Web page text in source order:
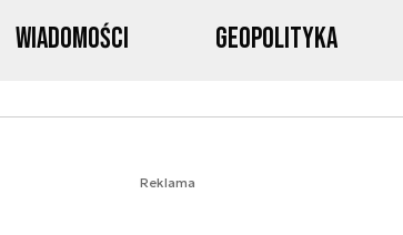
Wiadomości Geopolityka
Reklama